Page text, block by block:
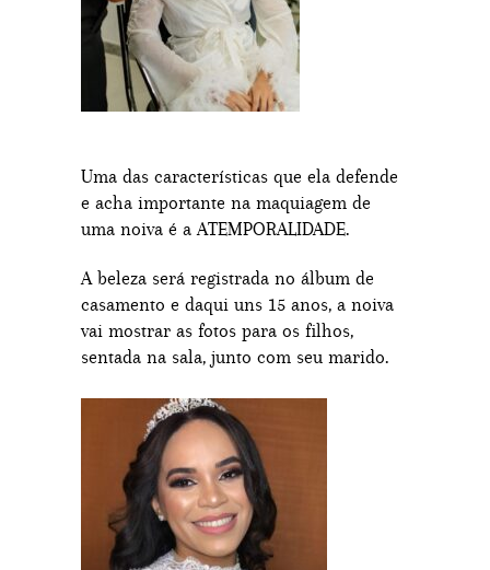
Uma das características que ela defende
e acha importante na maquiagem de
uma noiva é a ATEMPORALIDADE.
A beleza será registrada no álbum de
casamento e daqui uns 15 anos, a noiva
vai mostrar as fotos para os filhos,
sentada na sala, junto com seu marido.